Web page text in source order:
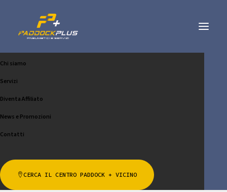
Chi siamo
Servizi
Diventa Affiliato
News e Promozioni
Contatti
CERCA IL CENTRO PADDOCK + VICINO
FIORE GOMME SNC DI
SIMONE SCARABELLO E
CHIAMA
Indirizzo